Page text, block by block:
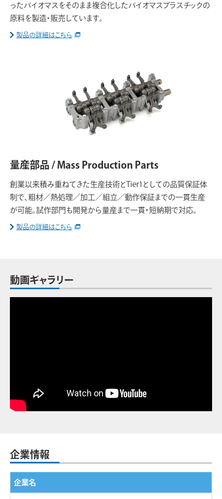
ったバイオマスをそのまま複合化したバイオマスプラスチックの
原料を製造・販売しています。
製品の詳細はこちら
量産部品 / Mass Production Parts
創業以来積み重ねてきた生産技術とTier1としての品質保証体
制で、粗材／熱処理／加工／組立／動作保証までの一貫生産
が可能。試作部門も開発から量産まで一貫・短納期で対応。
製品の詳細はこちら
動画ギャラリー
企業情報
企業名